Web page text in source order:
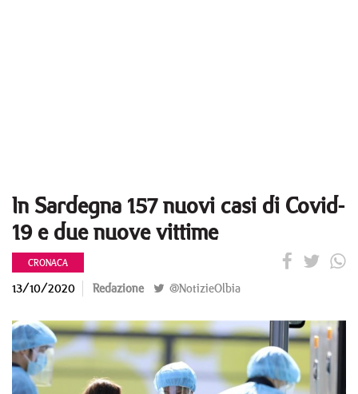
In Sardegna 157 nuovi casi di Covid-
19 e due nuove vittime
CRONACA
13/10/2020 Redazione @NotizieOlbia